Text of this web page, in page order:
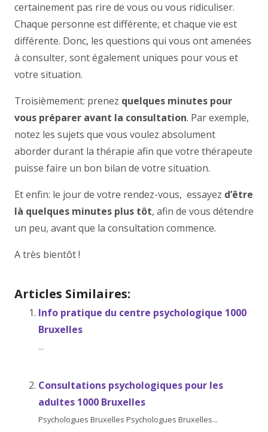
certainement pas rire de vous ou vous ridiculiser.
Chaque personne est différente, et chaque vie est
différente. Donc, les questions qui vous ont amenées
à consulter, sont également uniques pour vous et
votre situation.
Troisièmement: prenez quelques minutes pour
vous préparer avant la consultation. Par exemple,
notez les sujets que vous voulez absolument
aborder durant la thérapie afin que votre thérapeute
puisse faire un bon bilan de votre situation.
Et enfin: le jour de votre rendez-vous, essayez d’être
là quelques minutes plus tôt, afin de vous détendre
un peu, avant que la consultation commence.
A très bientôt !
Articles Similaires:
Info pratique du centre psychologique 1000
Bruxelles
...
Consultations psychologiques pour les
adultes 1000 Bruxelles
Psychologues Bruxelles Psychologues Bruxelles...